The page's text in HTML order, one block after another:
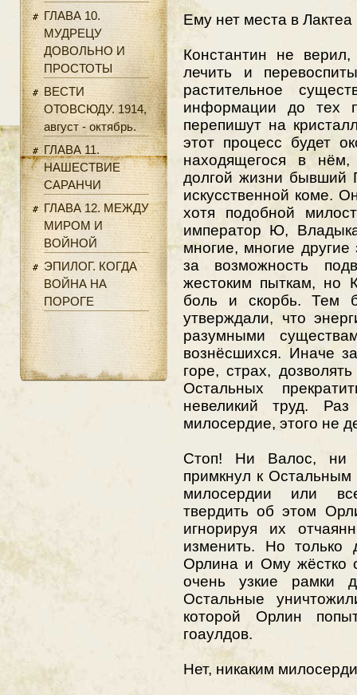
ГЛАВА 10.
МУДРЕЦУ
ДОВОЛЬНО И
ПРОСТОТЫ
ВЕСТИ
ОТОВСЮДУ. 1914,
август - октябрь.
ГЛАВА 11.
НАШЕСТВИЕ
САРАНЧИ
ГЛАВА 12. МЕЖДУ
МИРОМ И
ВОЙНОЙ
ЭПИЛОГ. КОГДА
ВОЙНА НА
ПОРОГЕ
Ему нет места в
Константин не
лечить и
растительное
информации до тех
перепишут на
этот процесс будет
находящегося в нём,
долгой жизни бывший
искусственной коме.
хотя подобной
император Ю,
многие, многие
за возможность
жестоким пыткам, но
боль и скорбь. Тем
утверждали, что
разумными
вознёсшихся. Иначе
горе, страх,
Остальных
невеликий труд.
милосердие, этого не
Стоп! Ни Валос, ни
примкнул к Остальным
милосердии или
твердить об этом
игнорируя их
изменить. Но только
Орлина и Ому жёстко
очень узкие рамки
Остальные
которой Орлин
гоаулдов.
Нет, никаким